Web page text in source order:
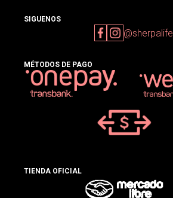
SIGUENOS
@sherpalife
MÉTODOS DE PAGO
TIENDA OFICIAL